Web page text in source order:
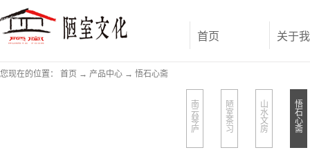
首页 关于
您现在的位置： 首页 → 产品中心 → 悟石心斋
南
云
琴
庐
陋
室
茶
习
山
水
文
房
悟
石
心
斋